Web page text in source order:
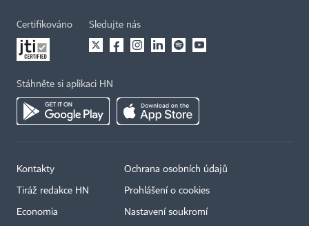
Certifikováno Sledujte nás
Stáhněte si aplikaci HN
Kontakty
Tiráž redakce HN
Economia
Ochrana osobních údajů
Prohlášení o cookies
Nastavení soukromí